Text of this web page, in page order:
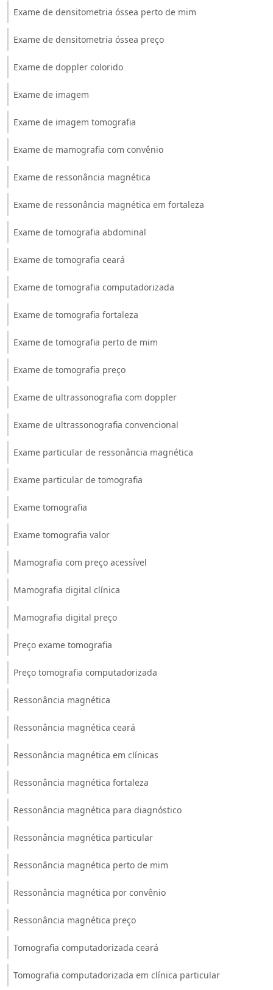
Exame de densitometria óssea perto de mim
Exame de densitometria óssea preço
Exame de doppler colorido
Exame de imagem
Exame de imagem tomografia
Exame de mamografia com convênio
Exame de ressonância magnética
Exame de ressonância magnética em fortaleza
Exame de tomografia abdominal
Exame de tomografia ceará
Exame de tomografia computadorizada
Exame de tomografia fortaleza
Exame de tomografia perto de mim
Exame de tomografia preço
Exame de ultrassonografia com doppler
Exame de ultrassonografia convencional
Exame particular de ressonância magnética
Exame particular de tomografia
Exame tomografia
Exame tomografia valor
Mamografia com preço acessível
Mamografia digital clínica
Mamografia digital preço
Preço exame tomografia
Preço tomografia computadorizada
Ressonância magnética
Ressonância magnética ceará
Ressonância magnética em clínicas
Ressonância magnética fortaleza
Ressonância magnética para diagnóstico
Ressonância magnética particular
Ressonância magnética perto de mim
Ressonância magnética por convênio
Ressonância magnética preço
Tomografia computadorizada ceará
Tomografia computadorizada em clínica particular